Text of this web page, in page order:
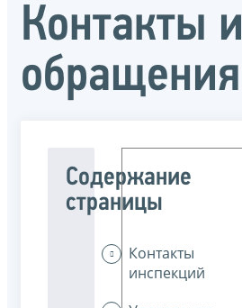
Контакты и
обращения
Содержание
страницы
Контакты
инспекций